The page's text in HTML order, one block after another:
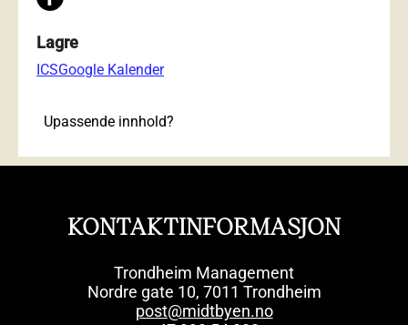
Lagre
ICSGoogle Kalender
Upassende innhold?
KONTAKTINFORMASJON
Trondheim Management
Nordre gate 10, 7011 Trondheim
post@midtbyen.no